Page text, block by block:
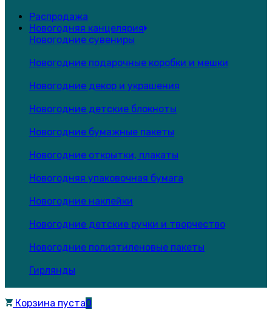
Распродажа
Новогодняя канцелярия
Новогодние сувениры
Новогодние подарочные коробки и мешки
Новогодние декор и украшения
Новогодние детские блокноты
Новогодние бумажные пакеты
Новогодние открытки, плакаты
Новогодняя упаковочная бумага
Новогодние наклейки
Новогодние детские ручки и творчество
Новогодние полиэтиленовые пакеты
Гирлянды
Корзина пуста0